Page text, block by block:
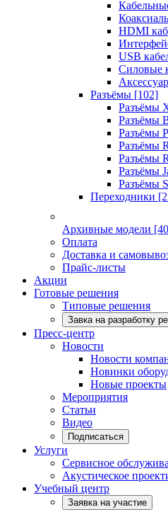
HDMI
USB
Силовые
Разъёмы [102]
Разъёмы
Разъёмы
Разъёмы
Разъёмы
Разъёмы
Разъёмы
Разъёмы
Переходники
Архивные модели
Оплата
Доставка и
Прайс-листы
Акции
Готовые решения
Типовые решения
Завка на разработку
Пресс-центр
Новости
Новости
Новинки
Новые проекты
Мероприятия
Статьи
Видео
Подписаться
Услуги
Сервисное
Акустическое
Учебный центр
Заявка на участие